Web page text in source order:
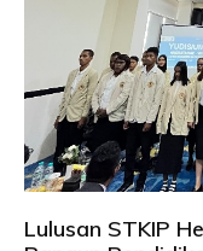
Lulusan STKIP